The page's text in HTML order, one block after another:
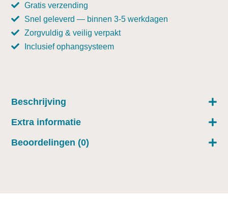
Gratis verzending
Snel geleverd — binnen 3-5 werkdagen
Zorgvuldig & veilig verpakt
Inclusief ophangsysteem
Beschrijving
Extra informatie
Beoordelingen (0)